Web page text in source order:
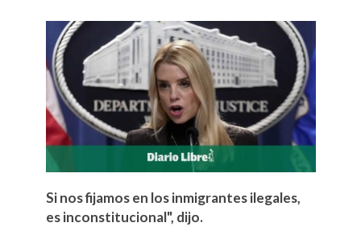
Si nos fijamos en los inmigrantes ilegales,
es inconstitucional", dijo.